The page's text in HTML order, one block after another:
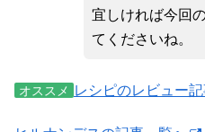
宜しければ今回
てくださいね。
オススメ レシピのレビュー